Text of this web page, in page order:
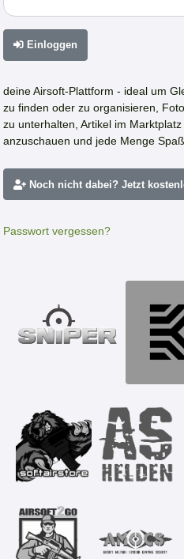
Einloggen
deine Airsoft-Plattform - ideal um
zu finden oder zu organisieren,
zu unterhalten, Artikel im
anzuschauen und jede Menge
Noch nicht dabei? Jetzt
Passwort vergessen?